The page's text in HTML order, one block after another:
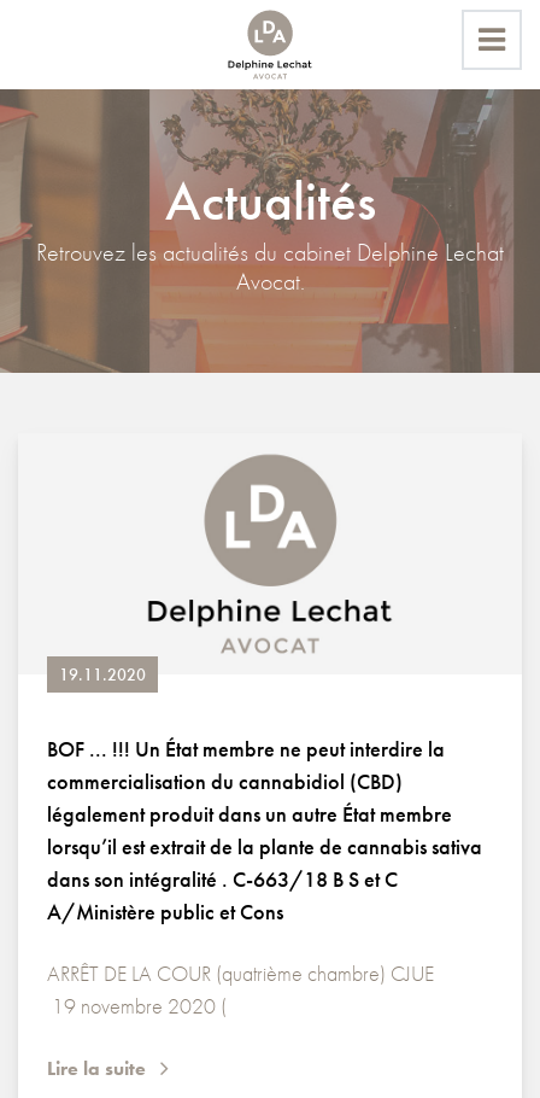
Accueil
Actualités
Actualités
Retrouvez les actualités du cabinet Delphine Lechat
Avocat.
19.11.2020
BOF ... !!! Un État membre ne peut interdire la
commercialisation du cannabidiol (CBD)
légalement produit dans un autre État membre
lorsqu’il est extrait de la plante de cannabis sativa
dans son intégralité . C-663/18 B S et C
A/Ministère public et Cons
ARRÊT DE LA COUR (quatrième chambre) CJUE
19 novembre 2020 (
Lire la suite